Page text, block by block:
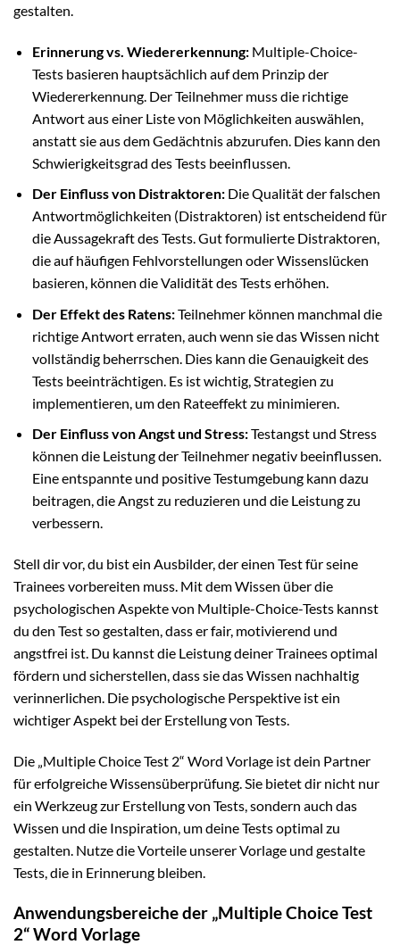
gestalten.
Erinnerung vs. Wiedererkennung:Multiple-Choice-
Tests basieren hauptsächlich auf dem Prinzip der
Wiedererkennung. Der Teilnehmer muss die richtige
Antwort aus einer Liste von Möglichkeiten auswählen,
anstatt sie aus dem Gedächtnis abzurufen. Dies kann den
Schwierigkeitsgrad des Tests beeinflussen.
Der Einfluss von Distraktoren:Die Qualität der falschen
Antwortmöglichkeiten (Distraktoren) ist entscheidend für
die Aussagekraft des Tests. Gut formulierte Distraktoren,
die auf häufigen Fehlvorstellungen oder Wissenslücken
basieren, können die Validität des Tests erhöhen.
Der Effekt des Ratens:Teilnehmer können manchmal die
richtige Antwort erraten, auch wenn sie das Wissen nicht
vollständig beherrschen. Dies kann die Genauigkeit des
Tests beeinträchtigen. Es ist wichtig, Strategien zu
implementieren, um den Rateeffekt zu minimieren.
Der Einfluss von Angst und Stress:Testangst und Stress
können die Leistung der Teilnehmer negativ beeinflussen.
Eine entspannte und positive Testumgebung kann dazu
beitragen, die Angst zu reduzieren und die Leistung zu
verbessern.
Stell dir vor, du bist ein Ausbilder, der einen Test für seine
Trainees vorbereiten muss. Mit dem Wissen über die
psychologischen Aspekte von Multiple-Choice-Tests kannst
du den Test so gestalten, dass er fair, motivierend und
angstfrei ist. Du kannst die Leistung deiner Trainees optimal
fördern und sicherstellen, dass sie das Wissen nachhaltig
verinnerlichen. Die psychologische Perspektive ist ein
wichtiger Aspekt bei der Erstellung von Tests.
Die „Multiple Choice Test 2“ Word Vorlage ist dein Partner
für erfolgreiche Wissensüberprüfung. Sie bietet dir nicht nur
ein Werkzeug zur Erstellung von Tests, sondern auch das
Wissen und die Inspiration, um deine Tests optimal zu
gestalten. Nutze die Vorteile unserer Vorlage und gestalte
Tests, die in Erinnerung bleiben.
Anwendungsbereiche der „Multiple Choice Test
2“ Word Vorlage